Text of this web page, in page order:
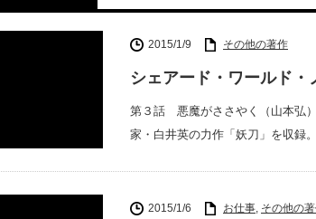
2015/1/9 その他の著作
シェアード・ワールド
第３話 悪魔がささやく（山本弘
家・白井英の力作「妖刀」を収録
2015/1/6 お仕事, その他の